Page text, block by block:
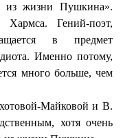
из жизни Пушкина».
Хармса. Гений-поэт,
в предмет
Именно потому,
много больше, чем
Майковой и В.
хотя очень